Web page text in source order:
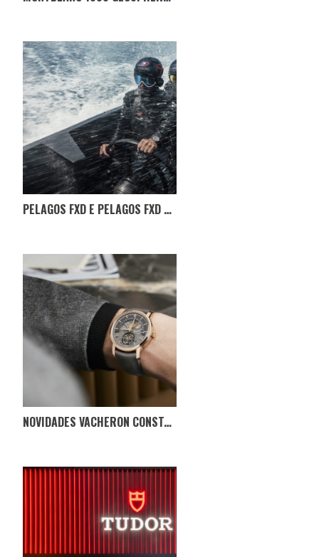
PELAGOS FXD E PELAGOS FXD CHRONO “ALINGHI RED BULL RACING EDITION”
NOVIDADES VACHERON CONSTANTIN NA WATCHES AND WONDERS 2023